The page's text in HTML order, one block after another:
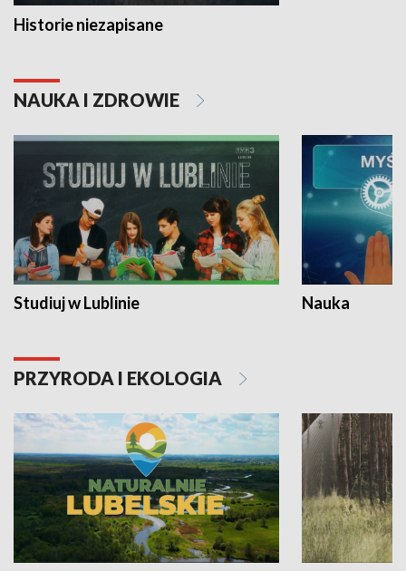
Historie niezapisane
NAUKA I ZDROWIE
Studiuj w Lublinie Nauka
PRZYRODA I EKOLOGIA